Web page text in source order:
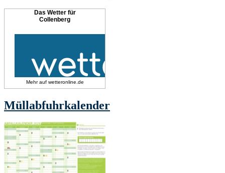
Das Wetter für
Collenberg
Mehr auf wetteronline.de
Müllabfuhrkalender